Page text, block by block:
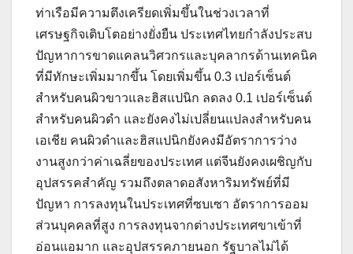
ท่าเรือมีความตึงเครียดเพิ่มขึ้นในช่วงเวลาที่
เศรษฐกิจเติบโตอย่างยั่งยืน ประเทศไทยกำลังประสบ
ปัญหาการขาดแคลนวิศวกรและบุคลากรด้านเทคนิค
ที่มีทักษะเพิ่มมากขึ้น โดยเพิ่มขึ้น 0.3 เปอร์เซ็นต์
สำหรับคนผิวขาวและฮิสแปนิก ลดลง 0.1 เปอร์เซ็นต์
สำหรับคนผิวดำ และยังคงไม่เปลี่ยนแปลงสำหรับคน
เอเชีย คนผิวดำและฮิสแปนิกยังคงมีอัตราการว่าง
งานสูงกว่าค่าเฉลี่ยของประเทศ แต่จีนยังคงเผชิญกับ
อุปสรรคสำคัญ รวมถึงตลาดอสังหาริมทรัพย์ที่มี
ปัญหา การลงทุนในประเทศที่ซบเซา อัตราการออม
ส่วนบุคคลที่สูง การลงทุนจากต่างประเทศขาเข้าที่
อ่อนแอมาก และอุปสรรคภายนอก รัฐบาลไม่ได้